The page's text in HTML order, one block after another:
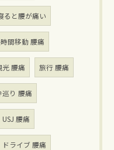
ると腰が痛い
間移動 腰痛
光 腰痛 旅行 腰痛
巡り 腰痛
USJ 腰痛
ドライブ 腰痛